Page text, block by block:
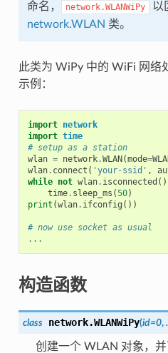
命名，
network.WLANWiPy
以
network.WLAN 类。
此类为 WiPy 中的 WiFi 网络
示例：
import network
import time
# setup as a station
wlan = network.WLAN (mode=
wlan. connect ( 'your-ssid' ,
while not wlan. isconnected
time. sleep_ms (50)
print (wlan. ifconfig ())
# now use socket as usual
...
构造函数
class network.WLANWiPy(id=0,
创建一个 WLAN 对象，